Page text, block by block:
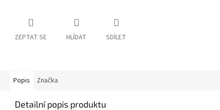
ZEPTAT SE HLÍDAT SDÍLET
Popis Značka
Detailní popis produktu